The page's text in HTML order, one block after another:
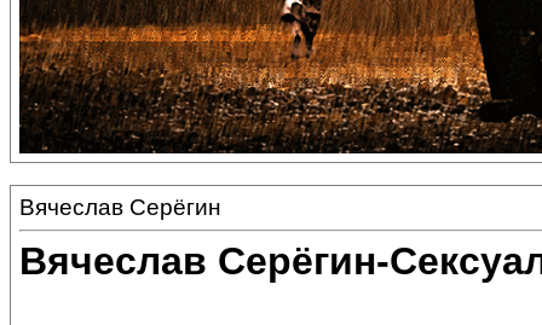
Вячеслав Серёгин
Вячеслав Серёгин-